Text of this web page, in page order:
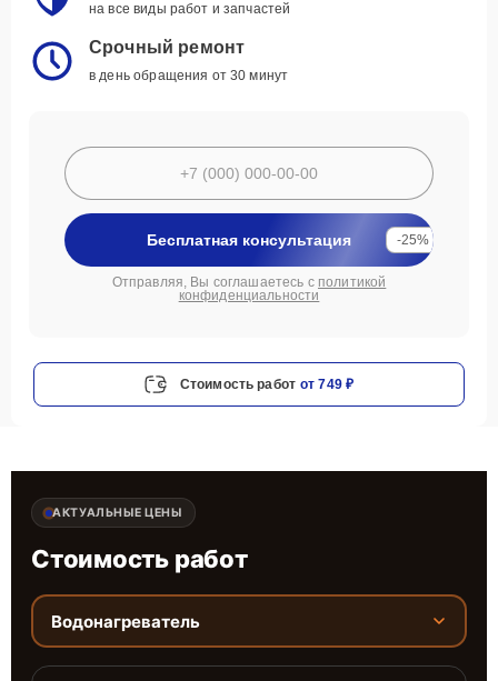
на все виды работ и запчастей
Срочный ремонт
в день обращения от 30 минут
Бесплатная консультация -25%
Отправляя, Вы соглашаетесь с политикой
конфиденциальности
Стоимость работ от 749 ₽
АКТУАЛЬНЫЕ ЦЕНЫ
Стоимость работ
Водонагреватель